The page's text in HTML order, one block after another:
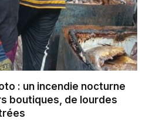
: un incendie nocturne
boutiques, de lourdes